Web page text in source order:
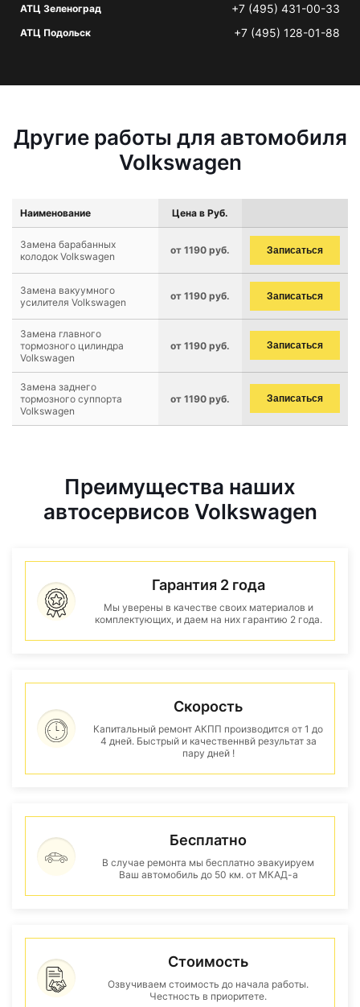
АТЦ Зеленоград +7 (495) 431-00-33
АТЦ Подольск +7 (495) 128-01-88
Другие работы для автомобиля
Volkswagen
Наименование Цена в Руб.
Замена барабанных
колодок Volkswagen
от 1190 руб. Записаться
Замена вакуумного
усилителя Volkswagen
от 1190 руб. Записаться
Замена главного
тормозного цилиндра
Volkswagen
от 1190 руб. Записаться
Замена заднего
тормозного суппорта
Volkswagen
от 1190 руб. Записаться
Преимущества наших
автосервисов Volkswagen
Гарантия 2 года
Мы уверены в качестве своих материалов и
комплектующих, и даем на них гарантию 2 года.
Скорость
Капитальный ремонт АКПП производится от 1 до
4 дней. Быстрый и качественнвй результат за
пару дней !
Бесплатно
В случае ремонта мы бесплатно эвакуируем
Ваш автомобиль до 50 км. от МКАД-а
Стоимость
Озвучиваем стоимость до начала работы.
Честность в приоритете.